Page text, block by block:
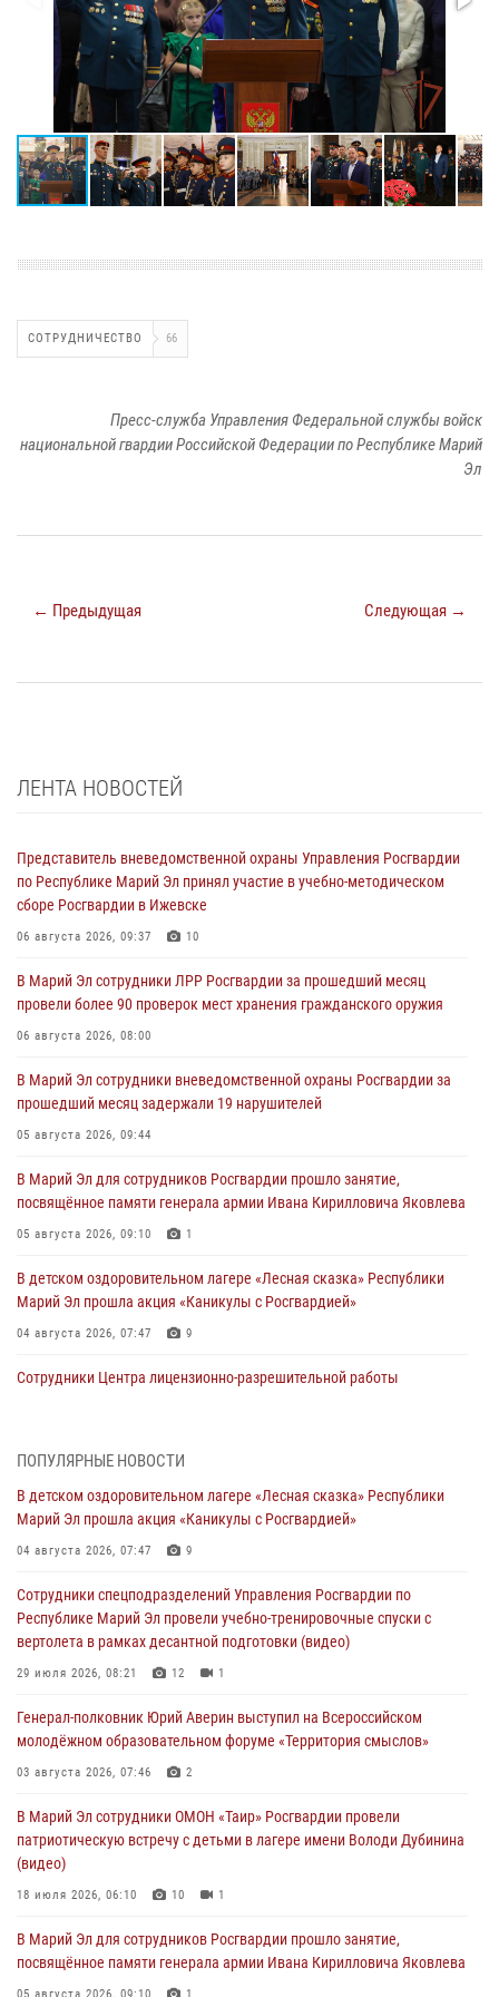
СОТРУДНИЧЕСТВО 66
Пресс-служба Управления Федеральной службы войск
национальной гвардии Российской Федерации по Республике Марий
Эл
← Предыдущая Следующая →
ЛЕНТА НОВОСТЕЙ
Представитель вневедомственной охраны Управления Росгвардии
по Республике Марий Эл принял участие в учебно-методическом
сборе Росгвардии в Ижевске
06 августа 2026, 09:37 10
В Марий Эл сотрудники ЛРР Росгвардии за прошедший месяц
провели более 90 проверок мест хранения гражданского оружия
06 августа 2026, 08:00
В Марий Эл сотрудники вневедомственной охраны Росгвардии за
прошедший месяц задержали 19 нарушителей
05 августа 2026, 09:44
В Марий Эл для сотрудников Росгвардии прошло занятие,
посвящённое памяти генерала армии Ивана Кирилловича Яковлева
05 августа 2026, 09:10 1
В детском оздоровительном лагере «Лесная сказка» Республики
Марий Эл прошла акция «Каникулы с Росгвардией»
04 августа 2026, 07:47 9
Сотрудники Центра лицензионно-разрешительной работы
04 августа 2026, 06:46
В Йошкар-Оле для сотрудников Росгвардии провели занятие по
антикоррупционной тематике
04 августа 2026, 06:06 2
Генерал-полковник Юрий Аверин выступил на Всероссийском
молодёжном образовательном форуме «Территория смыслов»
03 августа 2026, 07:46
празднования Дня ВДВ и проведения матчевого турнира на Кубок
Раимкуля Малахбекова
03 августа 2026, 06:52 7
Центральная войсковая комендатура Росгвардии отмечает день
образования 2 августа
02 августа 2026, 11:44
ПОПУЛЯРНЫЕ НОВОСТИ
В детском оздоровительном лагере «Лесная сказка» Республики
Марий Эл прошла акция «Каникулы с Росгвардией»
04 августа 2026, 07:47 9
Сотрудники спецподразделений Управления Росгвардии по
Республике Марий Эл провели учебно-тренировочные спуски с
вертолета в рамках десантной подготовки (видео)
29 июля 2026, 08:21 12 1
Генерал-полковник Юрий Аверин выступил на Всероссийском
молодёжном образовательном форуме «Территория смыслов»
03 августа 2026, 07:46 2
В Марий Эл сотрудники ОМОН «Таир» Росгвардии провели
патриотическую встречу с детьми в лагере имени Володи Дубинина
(видео)
18 июля 2026, 06:10 10 1
В Марий Эл для сотрудников Росгвардии прошло занятие,
посвящённое памяти генерала армии Ивана Кирилловича Яковлева
05 августа 2026, 09:10 1